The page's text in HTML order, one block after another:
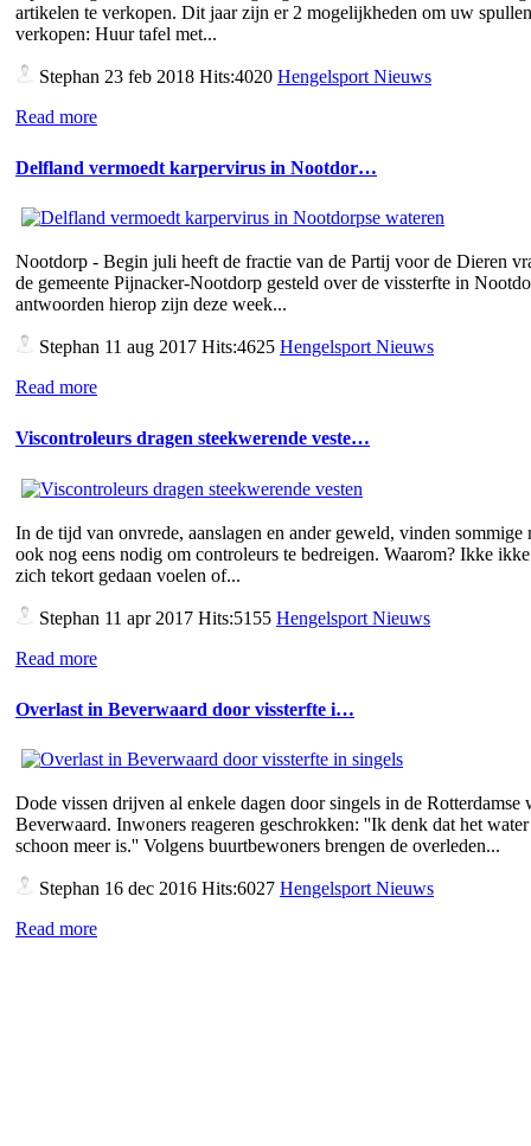
artikelen te verkopen. Dit jaar zijn er 2 mogelijkheden om uw
verkopen: Huur tafel met...
Stephan 23 feb 2018 Hits:4020 Hengelsport Nieuws
Read more
Delfland vermoedt karpervirus in Nootdor…
Nootdorp - Begin juli heeft de fractie van de Partij voor de Dieren
de gemeente Pijnacker-Nootdorp gesteld over de vissterfte in
antwoorden hierop zijn deze week...
Stephan 11 aug 2017 Hits:4625 Hengelsport Nieuws
Read more
Viscontroleurs dragen steekwerende veste…
In de tijd van onvrede, aanslagen en ander geweld, vinden sommige
ook nog eens nodig om controleurs te bedreigen. Waarom? Ikke
zich tekort gedaan voelen of...
Stephan 11 apr 2017 Hits:5155 Hengelsport Nieuws
Read more
Overlast in Beverwaard door vissterfte i…
Dode vissen drijven al enkele dagen door singels in de Rotterdamse
Beverwaard. Inwoners reageren geschrokken: ''Ik denk dat het
schoon meer is.'' Volgens buurtbewoners brengen de overleden...
Stephan 16 dec 2016 Hits:6027 Hengelsport Nieuws
Read more